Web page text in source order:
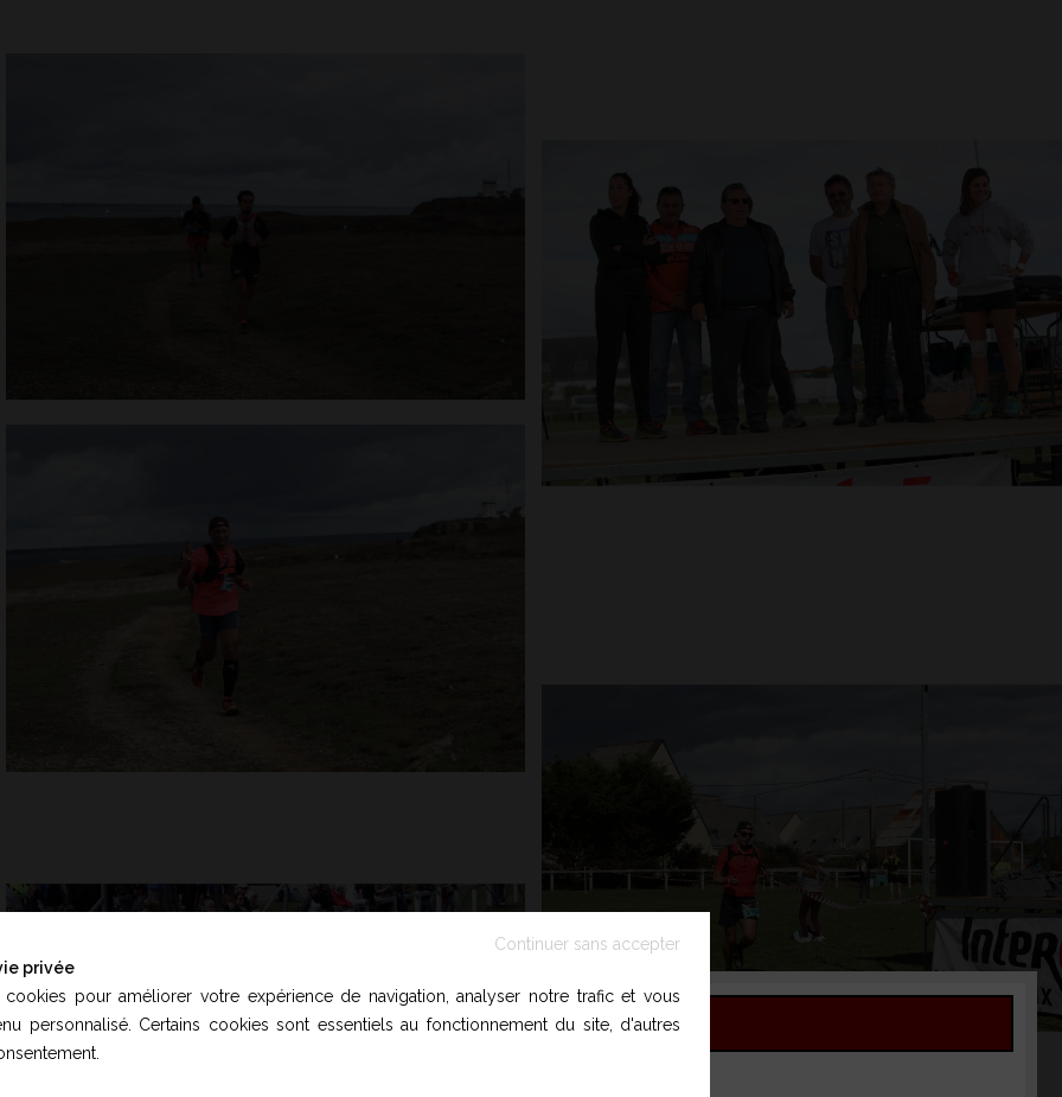
Continuer sans accepter
privée
pour améliorer votre expérience de navigation, analyser notre trafic et vous
personnalisé. Certains cookies sont essentiels au fonctionnement du site, d'autres
Fermer